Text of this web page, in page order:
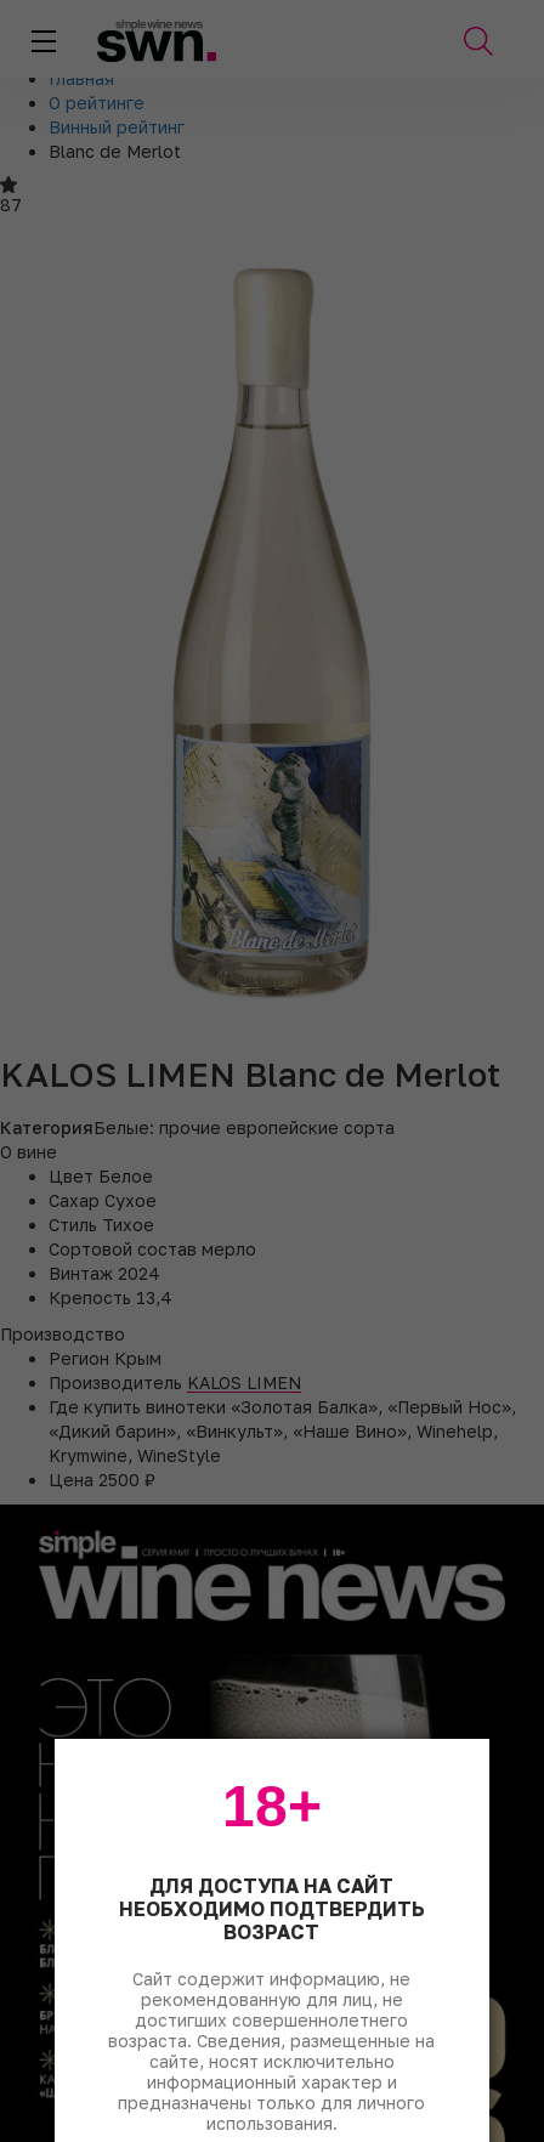
Главная
О рейтинге
Винный рейтинг
Blanc de Merlot
87
KALOS LIMEN Blanc de Merlot
КатегорияБелые: прочие европейские сорта
О вине
Цвет Белое
Сахар Сухое
Стиль Тихое
Сортовой состав мерло
Винтаж 2024
Крепость 13,4
Производство
Регион Крым
Производитель KALOS LIMEN
Где купить винотеки «Золотая Балка», «Первый Нос»,
«Дикий барин», «Винкульт», «Наше Вино», Winehelp,
Krymwine, WineStyle
Цена 2500 ₽
ДЛЯ ДОСТУПА НА САЙТ
НЕОБХОДИМО ПОДТВЕРДИТЬ
ВОЗРАСТ
Сайт содержит информацию, не
рекомендованную для лиц, не
достигших совершеннолетнего
возраста. Сведения, размещенные на
сайте, носят исключительно
информационный характер и
предназначены только для личного
использования.
18+